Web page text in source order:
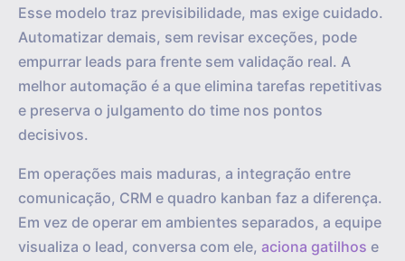
Esse modelo traz previsibilidade, mas exige cuidado.
Automatizar demais, sem revisar exceções, pode
empurrar leads para frente sem validação real. A
melhor automação é a que elimina tarefas repetitivas
e preserva o julgamento do time nos pontos
decisivos.
Em operações mais maduras, a integração entre
comunicação, CRM e quadro kanban faz a diferença.
Em vez de operar em ambientes separados, a equipe
visualiza o lead, conversa com ele, aciona gatilhos e